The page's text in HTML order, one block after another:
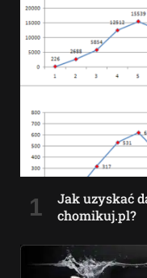
Jak uzyskać
chomikuj.pl?